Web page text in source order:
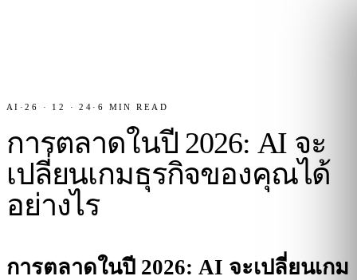
AI ·26 · 12 · 24 · 6 MIN READ
การตลาดในปี 2026: AI จะ
เปลี่ยนเกมธุรกิจของคุณได้
อย่างไร
การตลาดในปี 2026: AI จะเปลี่ยนเกม